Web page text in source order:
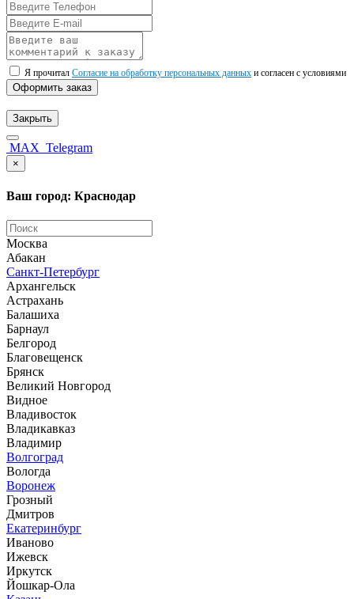
Я прочитал Согласие на обработку персональных данных и согласен с условиями
Оформить заказ
Закрыть
MAX Telegram
×
Ваш город: Краснодар
Москва
Абакан
Санкт-Петербург
Архангельск
Астрахань
Балашиха
Барнаул
Белгород
Благовещенск
Брянск
Великий Новгород
Видное
Владивосток
Владикавказ
Владимир
Волгоград
Вологда
Воронеж
Грозный
Дмитров
Екатеринбург
Иваново
Ижевск
Иркутск
Йошкар-Ола